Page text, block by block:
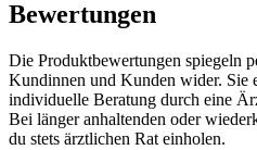
Bewertungen
Die Produktbewertungen spiegeln
Kundinnen und Kunden wider. Sie
individuelle Beratung durch eine
Bei länger anhaltenden oder
du stets ärztlichen Rat einholen.